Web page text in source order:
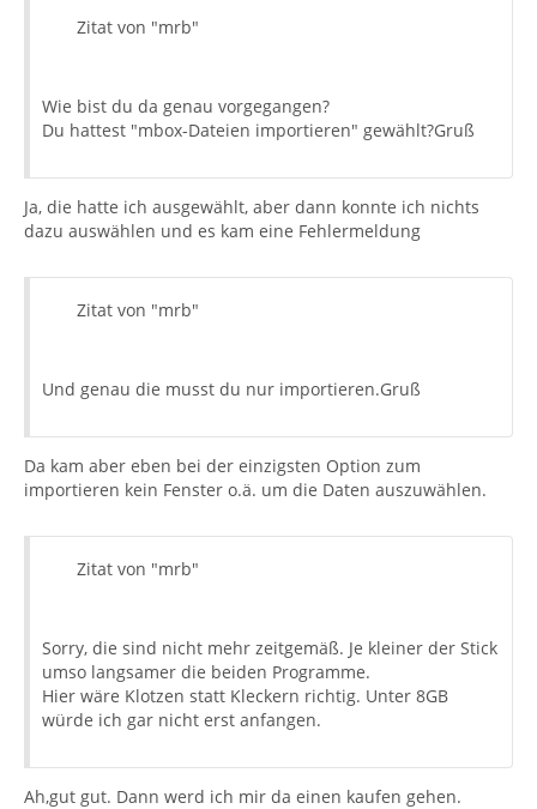
Zitat von "mrb"
Wie bist du da genau vorgegangen?
Du hattest "mbox-Dateien importieren" gewählt?Gruß
Ja, die hatte ich ausgewählt, aber dann konnte ich nichts
dazu auswählen und es kam eine Fehlermeldung
Zitat von "mrb"
Und genau die musst du nur importieren.Gruß
Da kam aber eben bei der einzigsten Option zum
importieren kein Fenster o.ä. um die Daten auszuwählen.
Zitat von "mrb"
Sorry, die sind nicht mehr zeitgemäß. Je kleiner der Stick
umso langsamer die beiden Programme.
Hier wäre Klotzen statt Kleckern richtig. Unter 8GB
würde ich gar nicht erst anfangen.
Ah,gut gut. Dann werd ich mir da einen kaufen gehen.